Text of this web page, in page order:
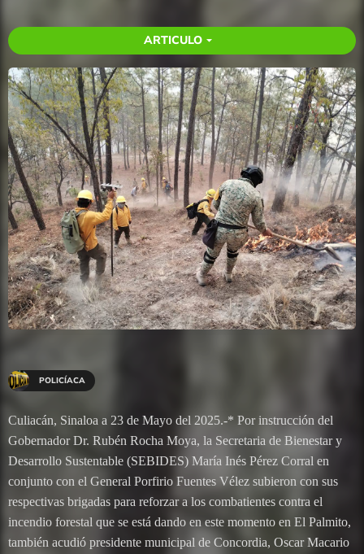
ARTICULO arrow_drop_down
POLICÍACA
Culiacán, Sinaloa a 23 de Mayo del 2025.-* Por instrucción del
Gobernador Dr. Rubén Rocha Moya, la Secretaria de Bienestar y
Desarrollo Sustentable (SEBIDES) María Inés Pérez Corral en
conjunto con el General Porfirio Fuentes Vélez subieron con sus
respectivas brigadas para reforzar a los combatientes contra el
incendio forestal que se está dando en este momento en El Palmito,
también acudió presidente municipal de Concordia, Oscar Macario